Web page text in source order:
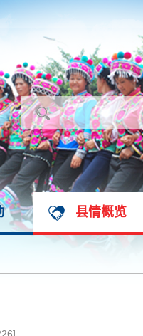
县情概览